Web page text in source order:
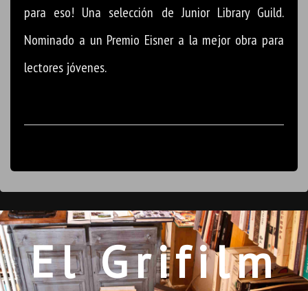
para eso! Una selección de Junior Library Guild.
Nominado a un Premio Eisner a la mejor obra para
lectores jóvenes.
El Grifilm